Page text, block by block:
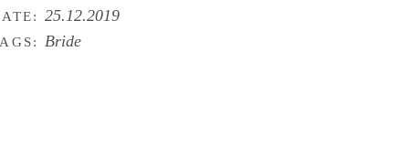
25.12.2019
Bride